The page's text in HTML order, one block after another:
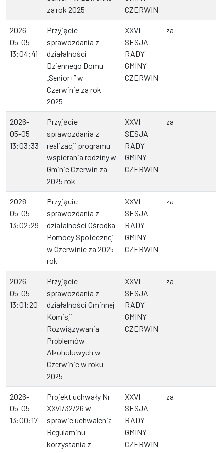
za rok 2025
CZERWIN
2026-
05-05
13:04:41
Przyjęcie
sprawozdania z
działalności
Dziennego Domu
„Senior+” w
Czerwinie za rok
2025
XXVI
SESJA
RADY
GMINY
CZERWIN
za
2026-
05-05
13:03:33
Przyjęcie
sprawozdania z
realizacji programu
wspierania rodziny w
Gminie Czerwin za
2025 rok
XXVI
SESJA
RADY
GMINY
CZERWIN
za
2026-
05-05
13:02:29
Przyjęcie
sprawozdania z
działalności Ośrodka
Pomocy Społecznej
w Czerwinie za 2025
rok
XXVI
SESJA
RADY
GMINY
CZERWIN
za
2026-
05-05
13:01:20
Przyjęcie
sprawozdania z
działalności Gminnej
Komisji
Rozwiązywania
Problemów
Alkoholowych w
Czerwinie w roku
2025
XXVI
SESJA
RADY
GMINY
CZERWIN
za
2026-
05-05
13:00:17
Projekt uchwały Nr
XXVI/32/26 w
sprawie uchwalenia
Regulaminu
korzystania z
XXVI
SESJA
RADY
GMINY
CZERWIN
za